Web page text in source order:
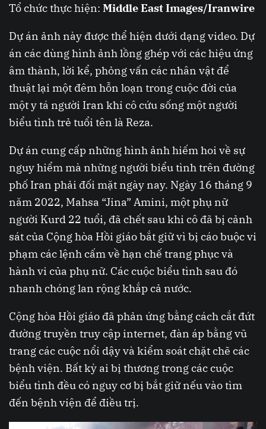
Tổ chức thực hiện: Middle East Images/Iranwire
Dự án ảnh này được thể hiện dưới dạng video. Dự
án các dùng hình ảnh lồng ghép với các hiệu ứng
âm thành, lời kể, phỏng vấn các nhân vật để
thuật lại một đêm hỗn loạn trong cuộc đời của
một y tá người Iran khi cô cứu sống một người
biểu tình trẻ tuổi tên là Reza.
Dự án cung cấp những hình ảnh hiếm hoi về sự
nguy hiểm mà những người biểu tình trên đường
phố Iran phải đối mặt ngày nay. Ngày 16 tháng 9
năm 2022, Mahsa “Jina” Amini, một phụ nữ
người Kurd 22 tuổi, đã chết sau khi cô đã bị cảnh
sát của Cộng hòa Hồi giáo bắt giữ vì bị cáo buộc vi
phạm các lệnh cấm về hạn chế trang phục và
hành vi của phụ nữ. Các cuộc biểu tình sau đó
nhanh chóng lan rộng khắp cả nước.
Cộng hòa Hồi giáo đã phản ứng bằng cách cắt đứt
đường truyền truy cập internet, đàn áp bằng vũ
trang các cuộc nổi dậy và kiểm soát chặt chẽ các
bệnh viện. Bất kỳ ai bị thương trong các cuộc
biểu tình đều có nguy cơ bị bắt giữ nếu vào tìm
đến bệnh viện để điều trị.